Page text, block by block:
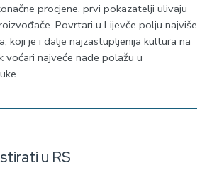
procjene, prvi pokazatelji ulivaju
Povrtari u Lijevče polju najviše
koji je i dalje najzastupljenija kultura na
voćari najveće nade polažu u
u RS